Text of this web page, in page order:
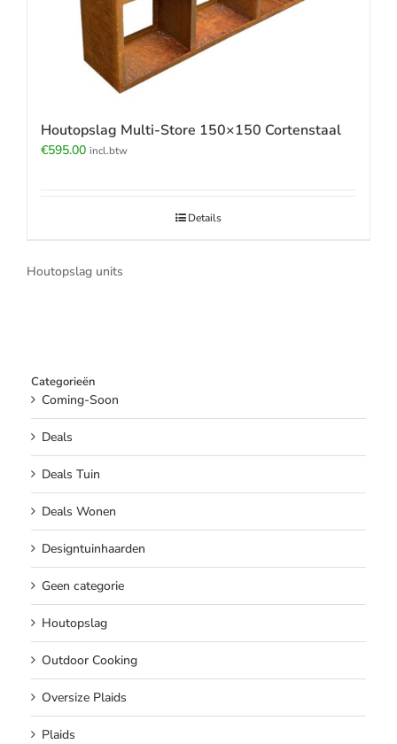
Houtopslag Multi-Store 150×150 Cortenstaal
€595.00 incl.btw
Details
Houtopslag units
Categorieën
Coming-Soon
Deals
Deals Tuin
Deals Wonen
Designtuinhaarden
Geen categorie
Houtopslag
Outdoor Cooking
Oversize Plaids
Plaids